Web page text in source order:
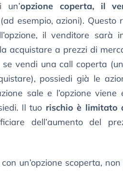
un’opzione coperta, il
(ad esempio, azioni). Questo
il venditore sarà
acquistare a prezzi di
se vendi una call coperta
possiedi già le
sale e l’opzione
Il tuo rischio è limitato
dell’aumento del
un’opzione scoperta,